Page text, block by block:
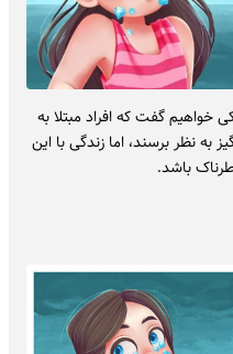
پزشکی خواهیم گفت که افراد مبتلا به
نظر برسند، اما زندگی با این
باشد.